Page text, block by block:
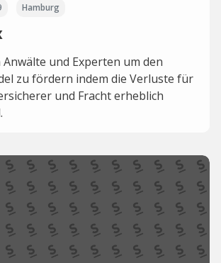
Hamburg
und Experten um den
zu fördern indem die Verluste für
und Fracht erheblich